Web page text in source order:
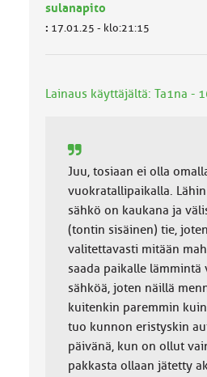
sulanapito
: 17.01.25 - klo:21:15
Lainaus käyttäjältä: Ta1na -
Juu, tosiaan ei olla
vuokratallipaikalla.
sähkö on kaukana ja
(tontin sisäinen) tie,
valitettavasti mitään
saada paikalle lämmintä
sähköä, joten näillä
kuitenkin paremmin
tuo kunnon eristyskin
päivänä, kun on ollut
pakkasta ollaan jätetty